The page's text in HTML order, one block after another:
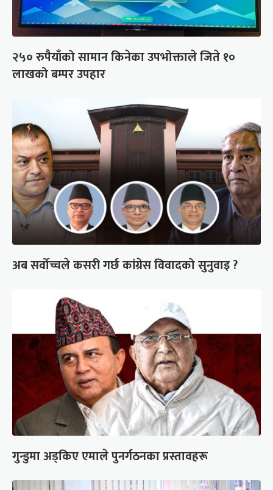
२५० रुपैयाँको सामान किनेका उपभोक्ताले जिते १०
लाखको बम्पर उपहार
अब सर्वोच्चले कसरी गर्छ कांग्रेस विवादको सुनुवाइ ?
गुन्डुमा अड्किए एमाले पुनर्गठनका प्रस्तावहरू